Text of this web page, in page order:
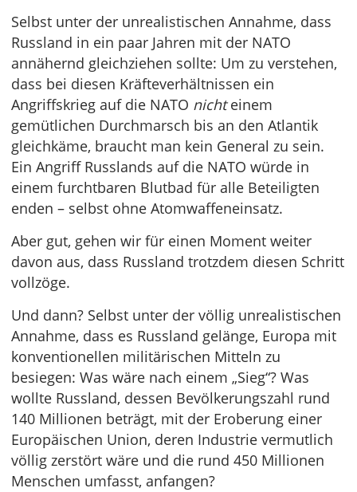
Selbst unter der unrealistischen Annahme, dass
Russland in ein paar Jahren mit der NATO
annähernd gleichziehen sollte: Um zu verstehen,
dass bei diesen Kräfteverhältnissen ein
Angriffskrieg auf die NATO nichteinem
gemütlichen Durchmarsch bis an den Atlantik
gleichkäme, braucht man kein General zu sein.
Ein Angriff Russlands auf die NATO würde in
einem furchtbaren Blutbad für alle Beteiligten
enden – selbst ohne Atomwaffeneinsatz.
Aber gut, gehen wir für einen Moment weiter
davon aus, dass Russland trotzdem diesen Schritt
vollzöge.
Und dann? Selbst unter der völlig unrealistischen
Annahme, dass es Russland gelänge, Europa mit
konventionellen militärischen Mitteln zu
besiegen: Was wäre nach einem „Sieg“? Was
wollte Russland, dessen Bevölkerungszahl rund
140 Millionen beträgt, mit der Eroberung einer
Europäischen Union, deren Industrie vermutlich
völlig zerstört wäre und die rund 450 Millionen
Menschen umfasst, anfangen?